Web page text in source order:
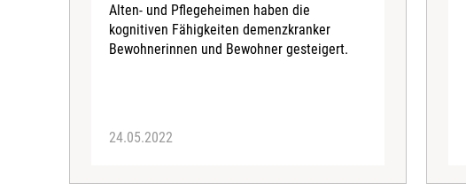
Alten- und Pflegeheimen haben die
kognitiven Fähigkeiten demenzkranker
Bewohnerinnen und Bewohner gesteigert.
24.05.2022